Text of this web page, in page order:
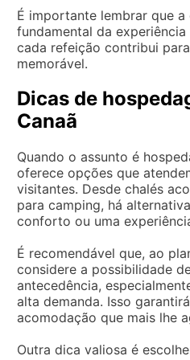
É importante lembrar que
fundamental da experiência
cada refeição contribui
memorável.
Dicas de
Canaã
Quando o assunto é
oferece opções que
visitantes. Desde chalés
para camping, há
conforto ou uma
É recomendável que, ao
considere a possibilidade
antecedência,
alta demanda. Isso
acomodação que mais lhe
Outra dica valiosa é